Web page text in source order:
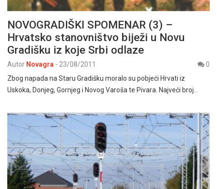
NOVOGRADIŠKI SPOMENAR (3) –
Hrvatsko stanovništvo biježi u Novu
Gradišku iz koje Srbi odlaze
Autor Novagra - 23/08/2011
0
Zbog napada na Staru Gradišku moralo su pobjeći Hrvati iz
Uskoka, Donjeg, Gornjeg i Novog Varoša te Pivara. Najveći broj…